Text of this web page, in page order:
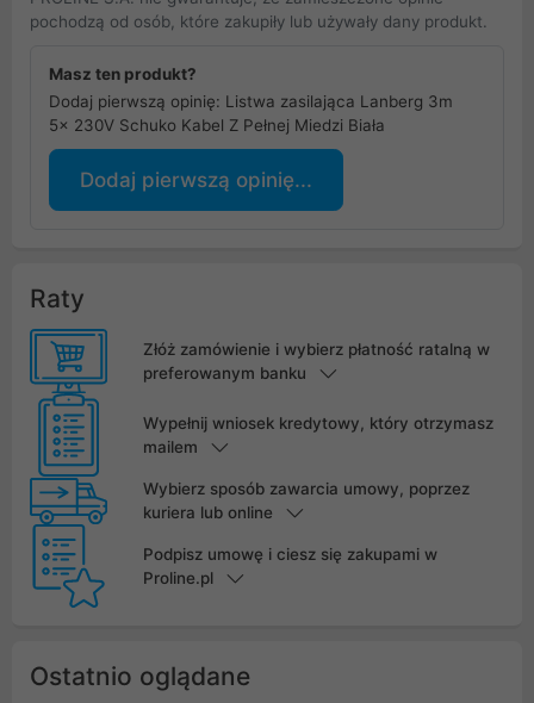
pochodzą od osób, które zakupiły lub używały dany produkt.
Masz ten produkt?
Dodaj pierwszą opinię: Listwa zasilająca Lanberg 3m
5x 230V Schuko Kabel Z Pełnej Miedzi Biała
Dodaj pierwszą opinię...
Raty
Złóż zamówienie i wybierz płatność ratalną w
preferowanym banku
Wypełnij wniosek kredytowy, który otrzymasz
mailem
Wybierz sposób zawarcia umowy, poprzez
kuriera lub online
Podpisz umowę i ciesz się zakupami w
Proline.pl
Ostatnio oglądane